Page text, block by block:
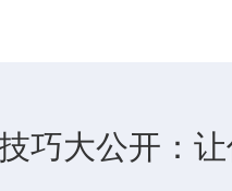
巧大公开：